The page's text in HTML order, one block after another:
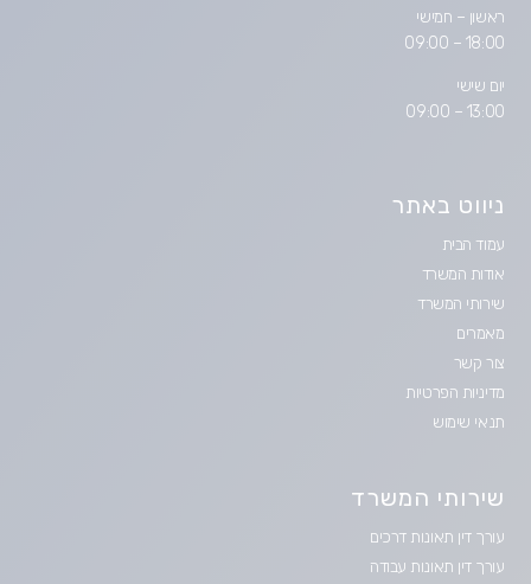
ראשון – חמישי
18:00 – 09:00
יום שישי
13:00 – 09:00
ניווט באתר
עמוד הבית
אודות המשרד
שירותי המשרד
מאמרים
צור קשר
מדיניות הפרטיות
תנאי שימוש
שירותי המשרד
עורך דין תאונות דרכים
עורך דין תאונות עבודה